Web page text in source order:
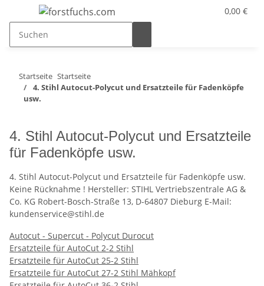
0,00 €
Startseite Startseite
4. Stihl Autocut-Polycut und Ersatzteile für Fadenköpfe
usw.
4. Stihl Autocut-Polycut und Ersatzteile
für Fadenköpfe usw.
4. Stihl Autocut-Polycut und Ersatzteile für Fadenköpfe usw.
Keine Rücknahme ! Hersteller: STIHL Vertriebszentrale AG &
Co. KG Robert-Bosch-Straße 13, D-64807 Dieburg E-Mail:
kundenservice@stihl.de
Autocut - Supercut - Polycut Durocut
Ersatzteile für AutoCut 2-2 Stihl
Ersatzteile für AutoCut 25-2 Stihl
Ersatzteile für AutoCut 27-2 Stihl Mähkopf